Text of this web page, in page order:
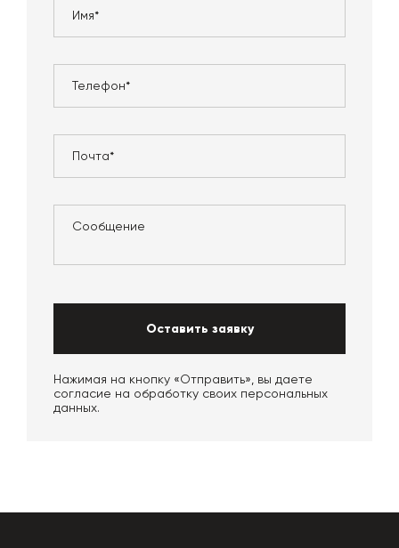
Оставить заявку
Нажимая на кнопку «Отправить», вы даете
согласие на обработку своих персональных
данных.